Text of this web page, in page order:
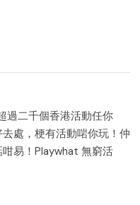
過二千個香港活動任你
處，梗有活動啱你玩！仲
易！Playwhat 無窮活